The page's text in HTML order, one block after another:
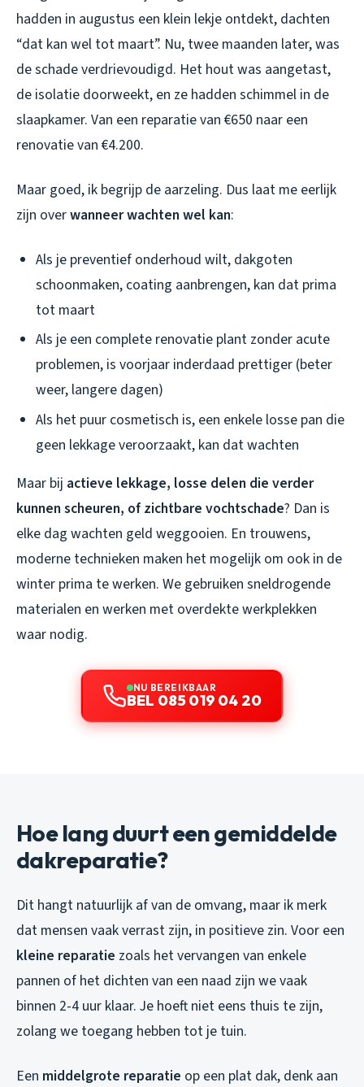
hadden in augustus een klein lekje ontdekt, dachten
“dat kan wel tot maart”. Nu, twee maanden later, was
de schade verdrievoudigd. Het hout was aangetast,
de isolatie doorweekt, en ze hadden schimmel in de
slaapkamer. Van een reparatie van €650 naar een
renovatie van €4.200.
Maar goed, ik begrijp de aarzeling. Dus laat me eerlijk
zijn overwanneer wachten wel kan:
Als je preventief onderhoud wilt, dakgoten
schoonmaken, coating aanbrengen, kan dat prima
tot maart
Als je een complete renovatie plant zonder acute
problemen, is voorjaar inderdaad prettiger (beter
weer, langere dagen)
Als het puur cosmetisch is, een enkele losse pan die
geen lekkage veroorzaakt, kan dat wachten
Maar bij actieve lekkage, losse delen die verder
kunnen scheuren, of zichtbare vochtschade? Dan is
elke dag wachten geld weggooien. En trouwens,
moderne technieken maken het mogelijk om ook in de
winter prima te werken. We gebruiken sneldrogende
materialen en werken met overdekte werkplekken
waar nodig.
NU BEREIKBAAR
BEL 085 019 04 20
Hoe lang duurt een gemiddelde
dakreparatie?
Dit hangt natuurlijk af van de omvang, maar ik merk
dat mensen vaak verrast zijn, in positieve zin. Voor een
kleine reparatie zoals het vervangen van enkele
pannen of het dichten van een naad zijn we vaak
binnen 2-4 uur klaar. Je hoeft niet eens thuis te zijn,
zolang we toegang hebben tot je tuin.
Een middelgrote reparatie op een plat dak, denk aan